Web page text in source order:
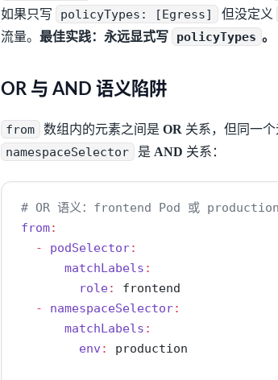
如果只写
policyTypes: [Egress] 但没定义
流量。 最佳实践：永远显式写 policyTypes 。
OR 与 AND 语义陷阱
from 数组内的元素之间是 OR 关系，但同一
namespaceSelector 是 AND 关系：
# OR 语义：frontend Pod 或 production
from:
-
podSelector:
matchLabels :
role:
frontend
-
namespaceSelector:
matchLabels :
env : production